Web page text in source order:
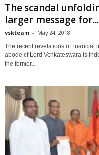
The scandal
larger message for...
vskteam - May 24, 2018
The recent revelations of financial
abode of Lord Venkateswara is
the former...